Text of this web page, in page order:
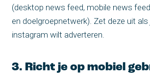
(desktop news feed, mobile news
en doelgroepnetwerk). Zet deze uit als
instagram wilt adverteren.
3. Richt je op mobiel